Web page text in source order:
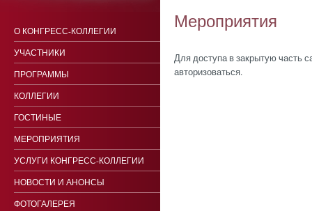
Мероприятия
Для доступа в закрытую часть
авторизоваться.
О КОНГРЕСС-КОЛЛЕГИИ
УЧАСТНИКИ
ПРОГРАММЫ
КОЛЛЕГИИ
ГОСТИНЫЕ
МЕРОПРИЯТИЯ
УСЛУГИ КОНГРЕСС-КОЛЛЕГИИ
НОВОСТИ И АНОНСЫ
ФОТОГАЛЕРЕЯ